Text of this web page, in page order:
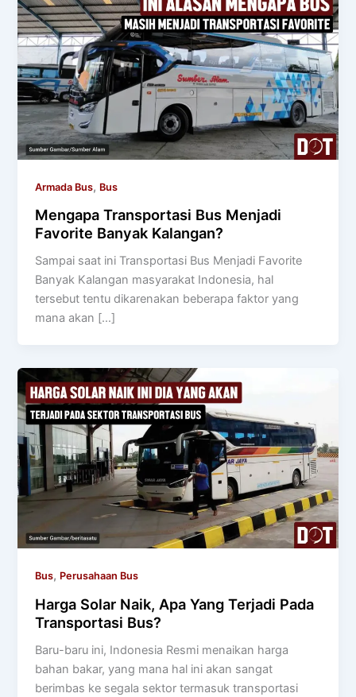
Armada Bus, Bus
Mengapa Transportasi Bus Menjadi
Favorite Banyak Kalangan?
Sampai saat ini Transportasi Bus Menjadi Favorite
Banyak Kalangan masyarakat Indonesia, hal
tersebut tentu dikarenakan beberapa faktor yang
mana akan […]
Bus, Perusahaan Bus
Harga Solar Naik, Apa Yang Terjadi Pada
Transportasi Bus?
Baru-baru ini, Indonesia Resmi menaikan harga
bahan bakar, yang mana hal ini akan sangat
berimbas ke segala sektor termasuk transportasi